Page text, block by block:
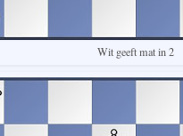
Wit geeft mat in 2